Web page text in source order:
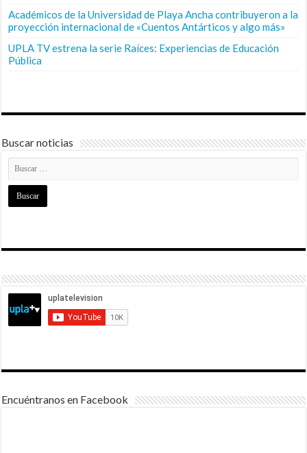
Académicos de la Universidad de Playa Ancha contribuyeron a la
proyección internacional de «Cuentos Antárticos y algo más»
UPLA TV estrena la serie Raíces: Experiencias de Educación
Pública
Buscar noticias
Encuéntranos en Facebook